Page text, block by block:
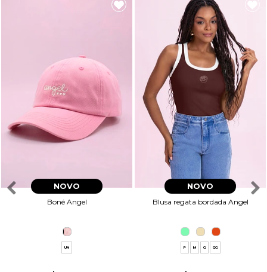
NOVO
Boné Angel
UN
NOVO
Blusa regata bordada Angel
P M G GG